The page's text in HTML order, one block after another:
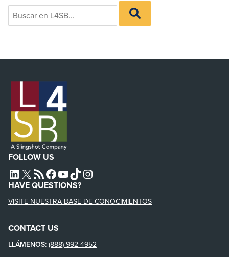
Search
for:
BUSCAR
EN
L4SB
FOLLOW US
L4SB LINKEDIN
X L4SB RSS FEEDL4SB FACEBOOK
L4SB YOUTUBE
TIKTOKINSTAGRAM
HAVE QUESTIONS?
VISITE NUESTRA BASE DE CONOCIMIENTOS
CONTACT US
LLÁMENOS: (888) 992-4952